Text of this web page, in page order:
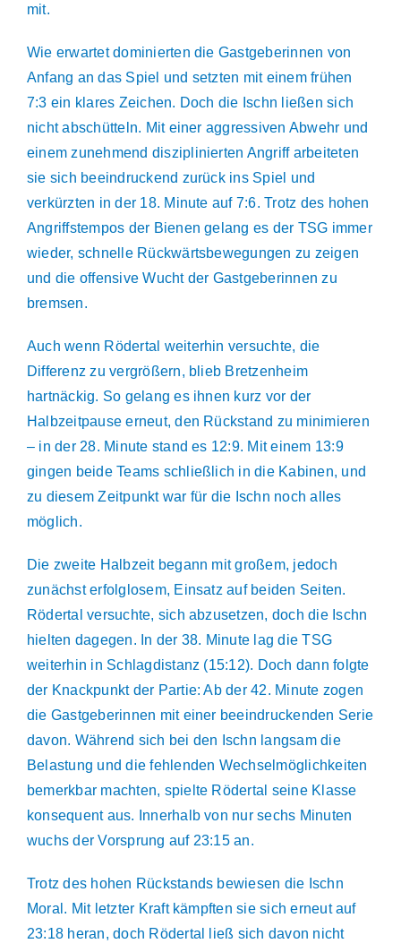
mit.
Wie erwartet dominierten die Gastgeberinnen von
Anfang an das Spiel und setzten mit einem frühen
7:3 ein klares Zeichen. Doch die Ischn ließen sich
nicht abschütteln. Mit einer aggressiven Abwehr und
einem zunehmend disziplinierten Angriff arbeiteten
sie sich beeindruckend zurück ins Spiel und
verkürzten in der 18. Minute auf 7:6. Trotz des hohen
Angriffstempos der Bienen gelang es der TSG immer
wieder, schnelle Rückwärtsbewegungen zu zeigen
und die offensive Wucht der Gastgeberinnen zu
bremsen.
Auch wenn Rödertal weiterhin versuchte, die
Differenz zu vergrößern, blieb Bretzenheim
hartnäckig. So gelang es ihnen kurz vor der
Halbzeitpause erneut, den Rückstand zu minimieren
– in der 28. Minute stand es 12:9. Mit einem 13:9
gingen beide Teams schließlich in die Kabinen, und
zu diesem Zeitpunkt war für die Ischn noch alles
möglich.
Die zweite Halbzeit begann mit großem, jedoch
zunächst erfolglosem, Einsatz auf beiden Seiten.
Rödertal versuchte, sich abzusetzen, doch die Ischn
hielten dagegen. In der 38. Minute lag die TSG
weiterhin in Schlagdistanz (15:12). Doch dann folgte
der Knackpunkt der Partie: Ab der 42. Minute zogen
die Gastgeberinnen mit einer beeindruckenden Serie
davon. Während sich bei den Ischn langsam die
Belastung und die fehlenden Wechselmöglichkeiten
bemerkbar machten, spielte Rödertal seine Klasse
konsequent aus. Innerhalb von nur sechs Minuten
wuchs der Vorsprung auf 23:15 an.
Trotz des hohen Rückstands bewiesen die Ischn
Moral. Mit letzter Kraft kämpften sie sich erneut auf
23:18 heran, doch Rödertal ließ sich davon nicht